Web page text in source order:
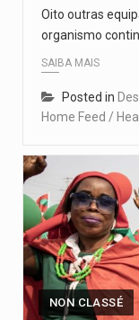
Oito outras
organismo
SAIBA MAIS
Posted in
Home Feed /
NON CLASSÉ